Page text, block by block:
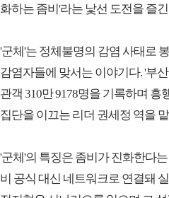
화하는 좀비'라는 낯선 도전을 즐
'군체'는 정체불명의 감염 사태로
감염자들에 맞서는 이야기다. '부
관객 310만 9178명을 기록하며
집단을 이끄는 리더 권세정 역을
'군체'의 특징은 좀비가 진화한다
비 공식 대신 네트워크로 연결돼